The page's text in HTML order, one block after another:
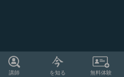
講師 を知る 無料体験